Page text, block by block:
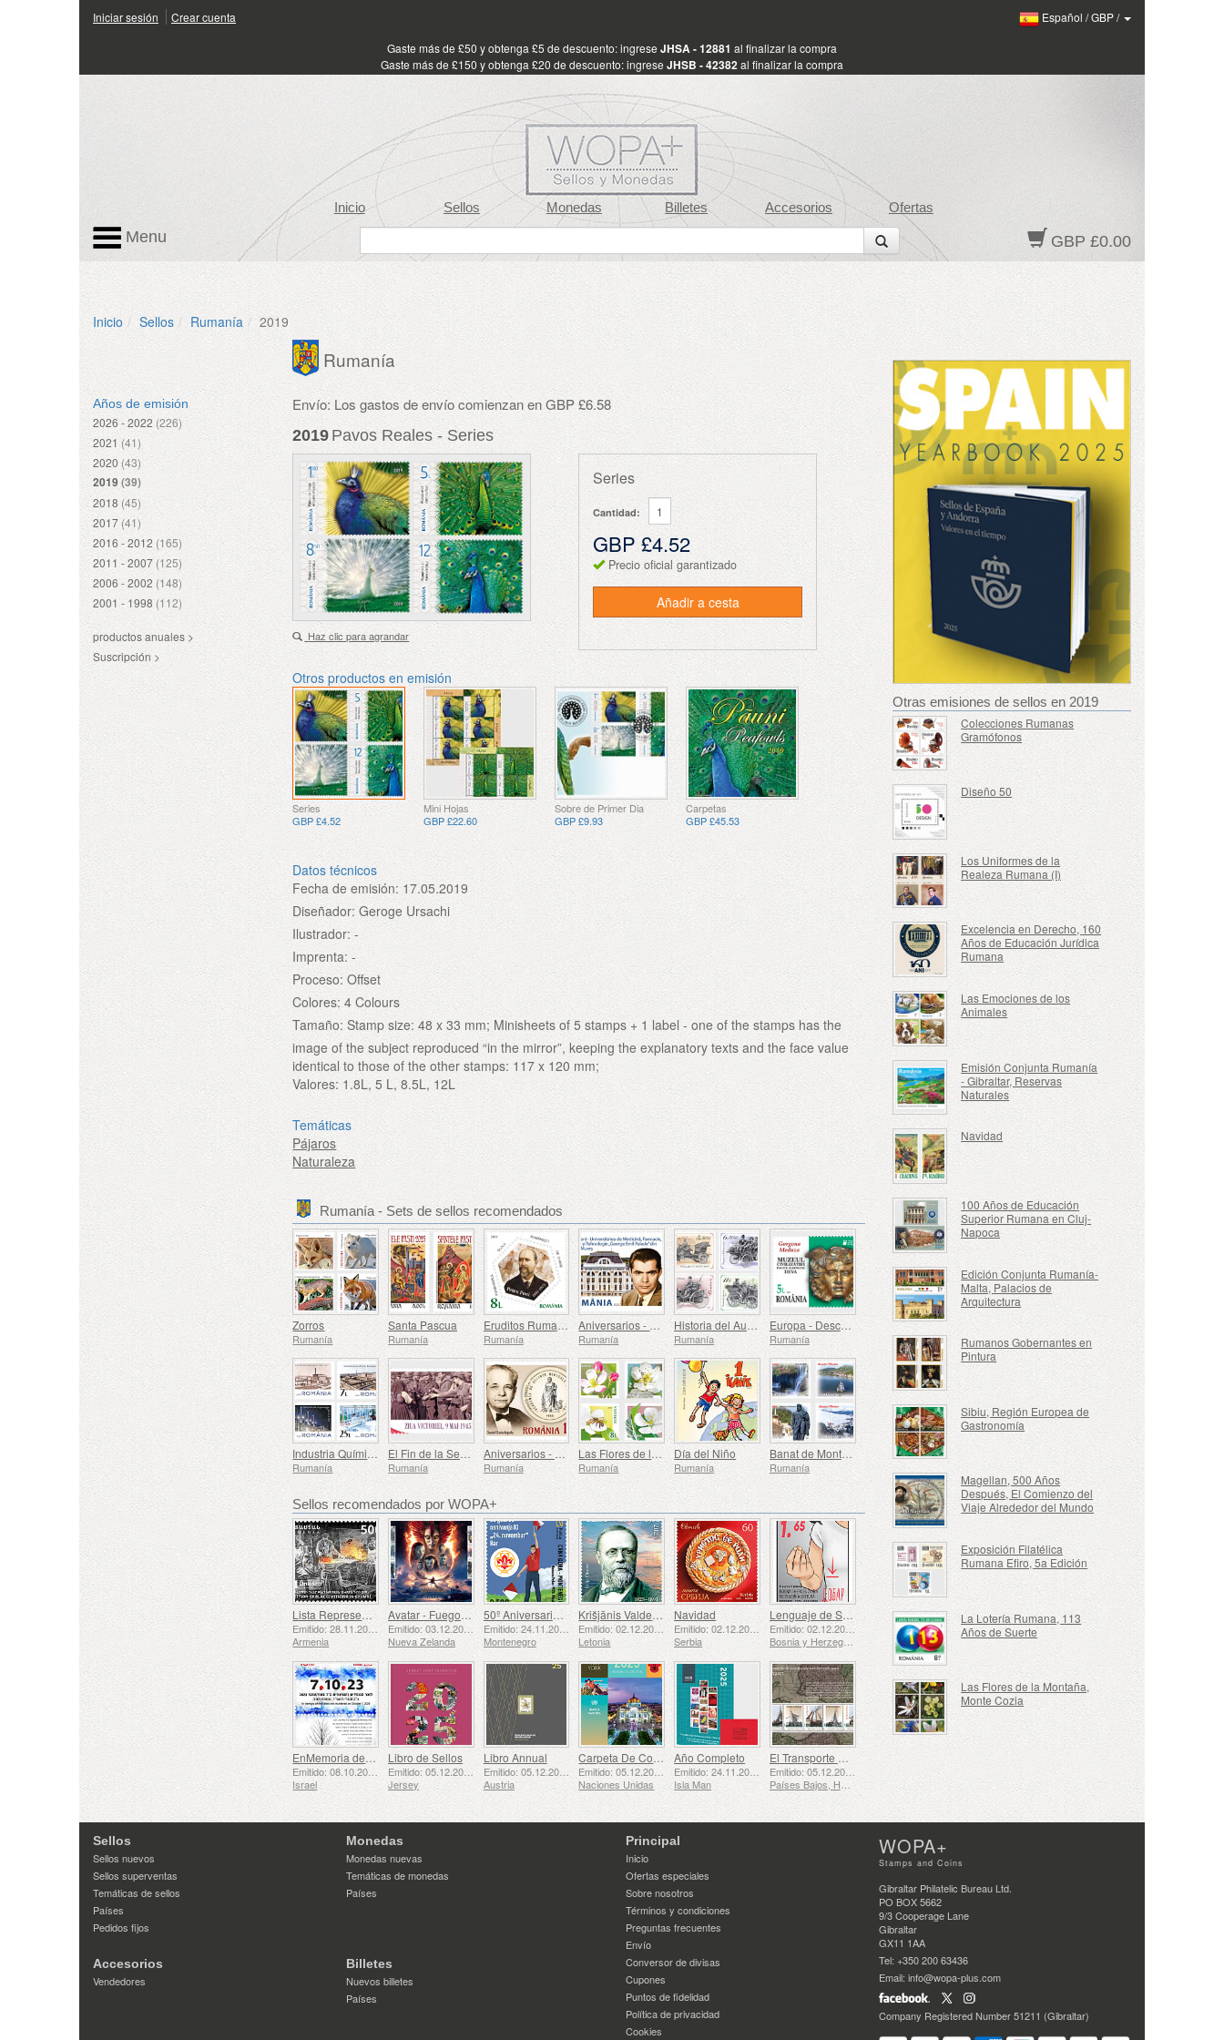
Iniciar sesión Crear cuenta Español /GBP/
Gaste más de £50 y obtenga £5 de descuento: ingrese JHSA - 12881 al finalizar la compra
Gaste más de £150 y obtenga £20 de descuento: ingrese JHSB - 42382al finalizar la compra
Inicio Sellos Monedas Billetes Accesorios Ofertas
GBP £0.00
Menu
Inicio Sellos Rumanía 2019
Años de emisión
2026 - 2022 (226)
2021 (41)
2020 (43)
2019(39)
2018 (45)
2017 (41)
2016 - 2012 (165)
2011 - 2007 (125)
2006 - 2002 (148)
2001 - 1998 (112)
productos anuales >
Suscripción >
Rumanía
Envío: Los gastos de envío comienzan en GBP £6.58
2019 Pavos Reales - Series
Haz clic para agrandar
Series
Cantidad:
GBP £4.52
Precio oficial garantizado
Añadir a cesta
Otros productos en emisión
Series
GBP £4.52
Mini Hojas
GBP £22.60
Sobre de Primer Dia
GBP £9.93
Carpetas
GBP £45.53
Datos técnicos
Fecha de emisión: 17.05.2019
Diseñador: Geroge Ursachi
Ilustrador: -
Imprenta: -
Proceso: Offset
Colores: 4 Colours
Tamaño: Stamp size: 48 x 33 mm; Minisheets of 5 stamps + 1 label - one of the stamps has the
image of the subject reproduced “in the mirror”, keeping the explanatory texts and the face value
identical to those of the other stamps: 117 x 120 mm;
Valores: 1.8L, 5 L, 8.5L, 12L
Temáticas
Pájaros
Naturaleza
Rumanía - Sets de sellos recomendados
Zorros
Rumanía
Santa Pascua
Rumanía
Eruditos Rumanos
Rumanía
Aniversarios - Universidad de Medicina, Farmacia, Ciencia y Tecnología George Emil Palade de Targu Mures
Rumanía
Historia del Automóvil (II)
Rumanía
Europa - Descubrimientos Arqueológicos Nacionales
Rumanía
Industria Química Rumana - Una Marca País
Rumanía
El Fin de la Segunda Guerra Mundial, 80 Años Después
Rumanía
Aniversarios - La Academia de Ciencias Médicas
Rumanía
Las Flores de los Huertos
Rumanía
Día del Niño
Rumanía
Banat de Montaña
Rumanía
Sellos recomendados por WOPA+
Lista Representativa del Patrimonio Cultural Inmaterial de la Humanidad de la UNESCO - La Tradición de la Herrería en Gyumri
Armenia
Avatar - Fuego y Ceniza
Nueva Zelanda
50º Aniversario de la Fundación del Bar Scout 24 de Noviembre
Emitido: 24.11.2025
Montenegro
Krišjānis Valdemārs
Letonia
Navidad
Serbia
Lenguaje de Señas - Bueno
Emitido: 02.12.2025
Bosnia y Herzegovina - República de Srpska
EnMemoria de los Caídos y Asesinados el 7 de Octubre de 2023
Israel
Libro de Sellos
Jersey
Libro Annual
Emitido: 05.12.2025
Austria
Carpeta De Colección Anual (Nueva York)
Emitido: 05.12.2025
Naciones Unidas
Año Completo
Isla Man
El Transporte Marítimo en los Siglos XVII y XVIII – El Transporte de Turba
Emitido: 05.12.2025
Otras emisiones de sellos en 2019
Colecciones Rumanas
Gramófonos
Diseño 50
Los Uniformes de la
Realeza Rumana (I)
Excelencia en Derecho, 160
Años de Educación Jurídica
Rumana
Las Emociones de los
Animales
Emisión Conjunta Rumanía
- Gibraltar, Reservas
Naturales
Navidad
100 Años de Educación
Superior Rumana en Cluj-
Napoca
Edición Conjunta Rumanía-
Malta, Palacios de
Arquitectura
Rumanos Gobernantes en
Pintura
Sibiu, Región Europea de
Gastronomía
Magellan, 500 Años
Después, El Comienzo del
Viaje Alrededor del Mundo
Exposición Filatélica
Rumana Efiro, 5a Edición
La Lotería Rumana, 113
Años de Suerte
Las Flores de la Montaña,
Monte Cozia
Sellos
Sellos nuevos
Sellos superventas
Temáticas de sellos
Países
Pedidos fijos
Monedas
Monedas nuevas
Temáticas de monedas
Países
Accesorios
Vendedores
Billetes
Nuevos billetes
Países
Principal
Inicio
Ofertas especiales
Sobre nosotros
Términos y condiciones
Preguntas frecuentes
Envío
Conversor de divisas
Cupones
Puntos de fidelidad
Política de privacidad
Cookies
WOPA+
Stamps and Coins
Gibraltar Philatelic Bureau Ltd.
PO BOX 5662
9/3 Cooperage Lane
Gibraltar
GX11 1AA
Tel: +350 200 63436
Email: info@wopa-plus.com
Company Registered Number 51211 (Gibraltar)